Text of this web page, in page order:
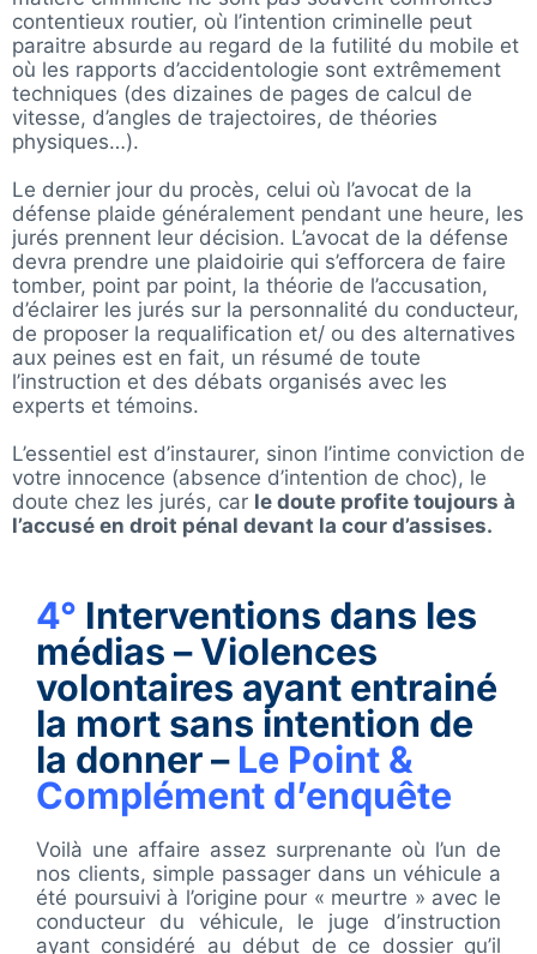
contentieux routier, où l’intention criminelle peut
paraitre absurde au regard de la futilité du mobile et
où les rapports d’accidentologie sont extrêmement
techniques (des dizaines de pages de calcul de
vitesse, d’angles de trajectoires, de théories
physiques…).
Le dernier jour du procès, celui où l’avocat de la
défense plaide généralement pendant une heure, les
jurés prennent leur décision. L’avocat de la défense
devra prendre une plaidoirie qui s’efforcera de faire
tomber, point par point, la théorie de l’accusation,
d’éclairer les jurés sur la personnalité du conducteur,
de proposer la requalification et/ ou des alternatives
aux peines est en fait, un résumé de toute
l’instruction et des débats organisés avec les
experts et témoins.
L’essentiel est d’instaurer, sinon l’intime conviction de
votre innocence (absence d’intention de choc), le
doute chez les jurés, car le doute profite toujours à
l’accusé en droit pénal devant la cour d’assises.
4° Interventions dans les
médias – Violences
volontaires ayant entrainé
la mort sans intention de
la donner – Le Point &
Complément d’enquête
Voilà une affaire assez surprenante où l’un de
nos clients, simple passager dans un véhicule a
été poursuivi à l’origine pour « meurtre » avec le
conducteur du véhicule, le juge d’instruction
ayant considéré au début de ce dossier qu’il